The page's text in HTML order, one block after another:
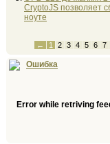
CryptoJS позволяет
ноуте
← 1 2 3 4 5 6 7
Ошибка
Error while retriving